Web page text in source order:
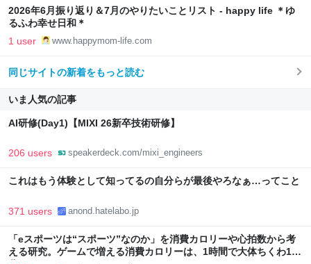
2026年6月振り返り＆7月のやりたいことリスト - happy life ＊ゆ
るふわ幸せ日和＊
1 user www.happymom-life.com
同じサイトの新着をもっと読む
いま人気の記事
AI研修(Day1)【MIXI 26新卒技術研修】
206 users speakerdeck.com/mixi_engineers
これはもう体験として知ってるの自分らが最後やろなぁ…ってこと
371 users anond.hatelabo.jp
「eスポーツは“スポーツ”なのか」を消費カロリーや心拍数から考
える研究。ゲームで増える消費カロリーは、1時間で大体ちくわ1本